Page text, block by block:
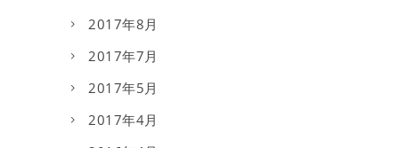
2017年8月
2017年7月
2017年5月
2017年4月